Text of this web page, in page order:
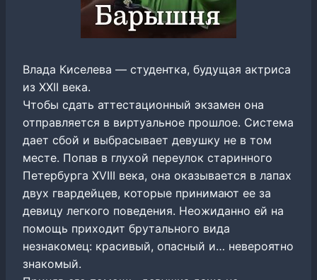
Влада Киселева — студентка, будущая актриса
из XXII века.
Чтобы сдать аттестационный экзамен она
отправляется в виртуальное прошлое. Система
дает сбой и выбрасывает девушку не в том
месте. Попав в глухой переулок старинного
Петербурга XVIII века, она оказывается в лапах
двух гвардейцев, которые принимают ее за
девицу легкого поведения. Неожиданно ей на
помощь приходит брутального вида
незнакомец: красивый, опасный и… невероятно
знакомый.